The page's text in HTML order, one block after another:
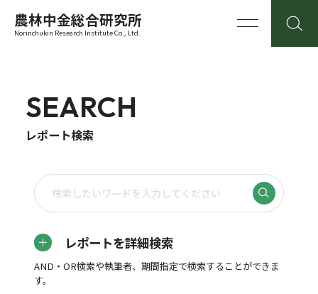
農林中金総合研究所
Norinchukin Research Institute Co., Ltd.
SEARCH
レポート検索
レポートを詳細検索
AND・OR検索や執筆者、期間指定で検索することができま
す。